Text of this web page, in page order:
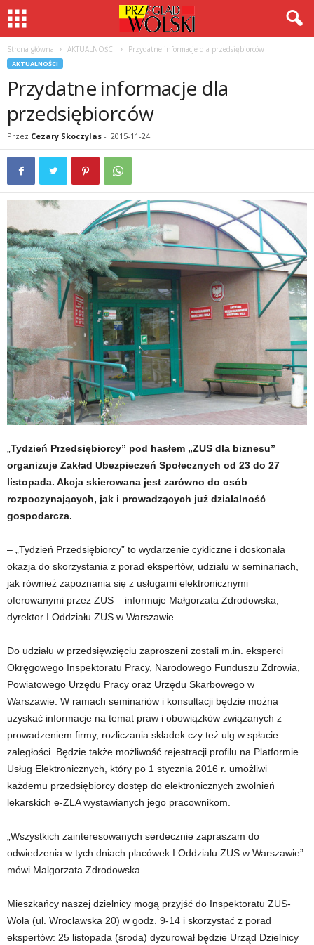
Strona główna AKTUALNOŚCI Przydatne informacje dla przedsiębiorców
AKTUALNOŚCI
Przydatne informacje dla
przedsiębiorców
Przez Cezary Skoczylas - 2015-11-24
Tydzień Przedsiębiorcy” pod hasłem „ZUS dla biznesu”
organizuje Zakład Ubezpieczeń Społecznych od 23 do 27
listopada. Akcja skierowana jest zarówno do osób
rozpoczynających, jak i prowadzących już działalność
gospodarcza.
– „Tydzień Przedsiębiorcy” to wydarzenie cykliczne i doskonała
okazja do skorzystania z porad ekspertów, udzialu w seminariach,
jak również zapoznania się z usługami elektronicznymi
oferowanymi przez ZUS – informuje Małgorzata Zdrodowska,
dyrektor I Oddziału ZUS w Warszawie.
Do udziału w przedsięwzięciu zaproszeni zostali m.in. eksperci
Okręgowego Inspektoratu Pracy, Narodowego Funduszu Zdrowia,
Powiatowego Urzędu Pracy oraz Urzędu Skarbowego w
Warszawie. W ramach seminariów i konsultacji będzie można
uzyskać informacje na temat praw i obowiązków związanych z
prowadzeniem firmy, rozliczania składek czy też ulg w spłacie
zaległości. Będzie także możliwość rejestracji profilu na Platformie
Usług Elektronicznych, który po 1 stycznia 2016 r. umożliwi
każdemu przedsiębiorcy dostęp do elektronicznych zwolnień
lekarskich e-ZLA wystawianych jego pracownikom.
„Wszystkich zainteresowanych serdecznie zapraszam do
odwiedzenia w tych dniach placówek I Oddzialu ZUS w Warszawie”
mówi Malgorzata Zdrodowska.
Mieszkańcy naszej dzielnicy mogą przyjść do Inspektoratu ZUS-
Wola (ul. Wroclawska 20) w godz. 9-14 i skorzystać z porad
ekspertów: 25 listopada (środa) dyżurował będzie Urząd Dzielnicy